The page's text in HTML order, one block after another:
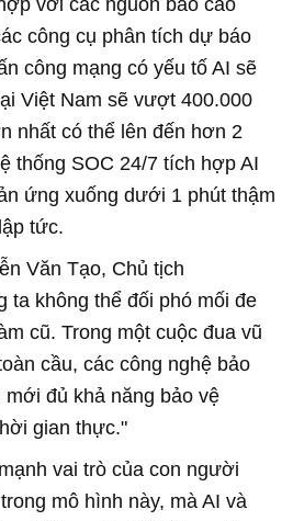
với các nguồn báo cáo
công cụ phân tích dự báo
công mạng có yếu tố AI sẽ
Việt Nam sẽ vượt 400.000
nhất có thể lên đến hơn 2
thống SOC 24/7 tích hợp AI
ứng xuống dưới 1 phút thậm
tức.
Văn Tạo, Chủ tịch
ta không thể đối phó mối đe
cũ. Trong một cuộc đua vũ
cầu, các công nghệ bảo
đủ khả năng bảo vệ
gian thực."
vai trò của con người
mô hình này, mà AI và